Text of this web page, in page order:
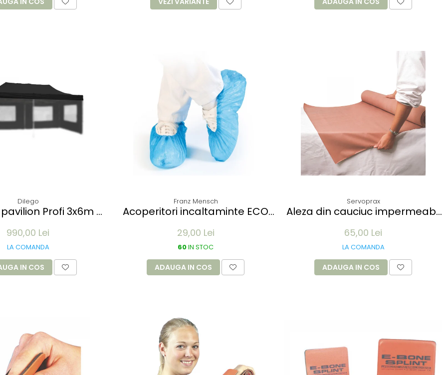
Dilego
Profi 3x6m -
990,00 Lei
LA COMANDA
IN COS
Franz Mensch
Acoperitori incaltaminte ECO
my unica folosinta - 100 buc
29,00 Lei
60IN STOC
ADAUGA IN COS
Servoprax
Aleza din cauciuc impermeabil
65,00 Lei
LA COMANDA
ADAUGA IN COS